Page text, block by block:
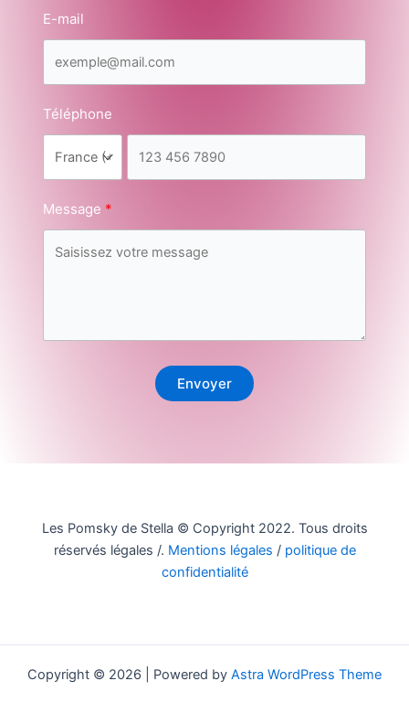
E-mail
Téléphone
Message
Envoyer
Les Pomsky de Stella © Copyright 2022. Tous droits
réservés légales /. Mentions légales / politique de
confidentialité
Copyright © 2026 | Powered by Astra WordPress Theme